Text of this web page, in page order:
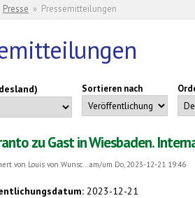
hier
Presse » Pressemitteilungen
Sortieren nach
zu Gast in Wiesbaden.
von Louis von Wunsc...am/um Do, 2023-12-21 19:46
2023-12-21